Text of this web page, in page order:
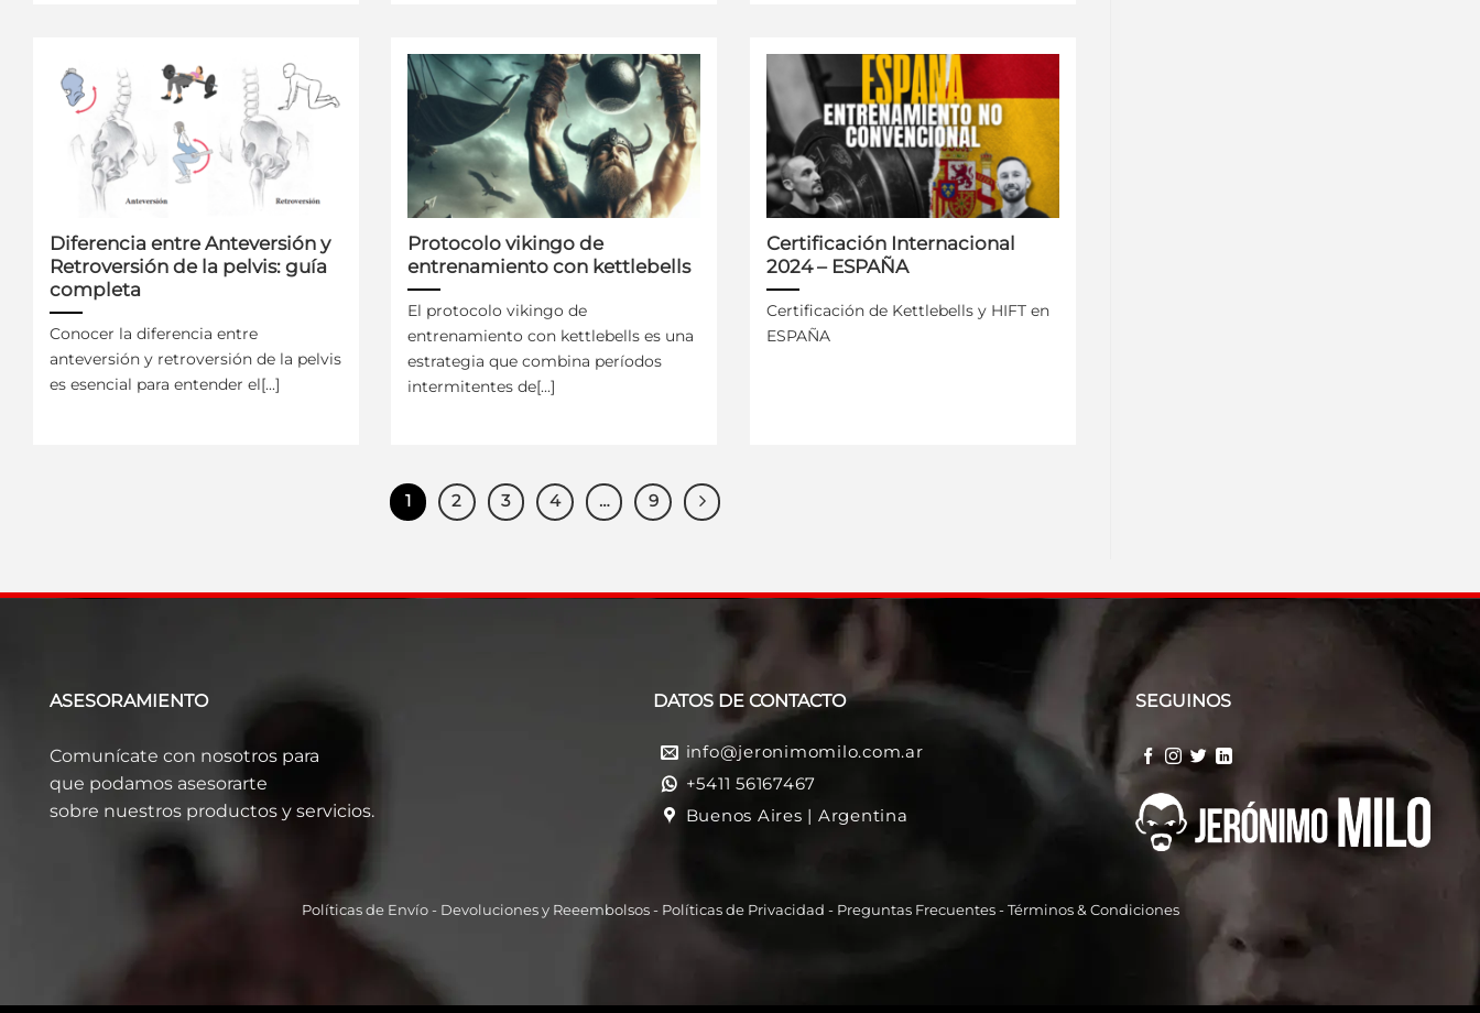
Diferencia entre Anteversión y
Retroversión de la pelvis: guía
completa
Conocer la diferencia entre
anteversión y retroversión de la pelvis
es esencial para entender el[...]
Protocolo vikingo de
entrenamiento con kettlebells
El protocolo vikingo de
entrenamiento con kettlebells es una
estrategia que combina períodos
intermitentes de[...]
Certificación Internacional
2024 – ESPAÑA
Certificación de Kettlebells y HIFT en
ESPAÑA
1 2 3 4 … 9
ASESORAMIENTO
Comunícate con nosotros para
que podamos asesorarte
sobre nuestros productos y servicios.
DATOS DE CONTACTO
info@jeronimomilo.com.ar
+5411 56167467
Buenos Aires | Argentina
SEGUINOS
Políticas de Envío- Devoluciones y Reeembolsos - Políticas de Privacidad - Preguntas Frecuentes- Términos & Condiciones